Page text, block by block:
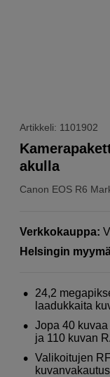
Artikkeli: 1101902
Canon EOS R6
akulla
Verkkokauppa:
Helsingin
24,2
laadukkaita
Jopa 40
ja 110 kuvan
Valikoitujen
kuvanvakautus